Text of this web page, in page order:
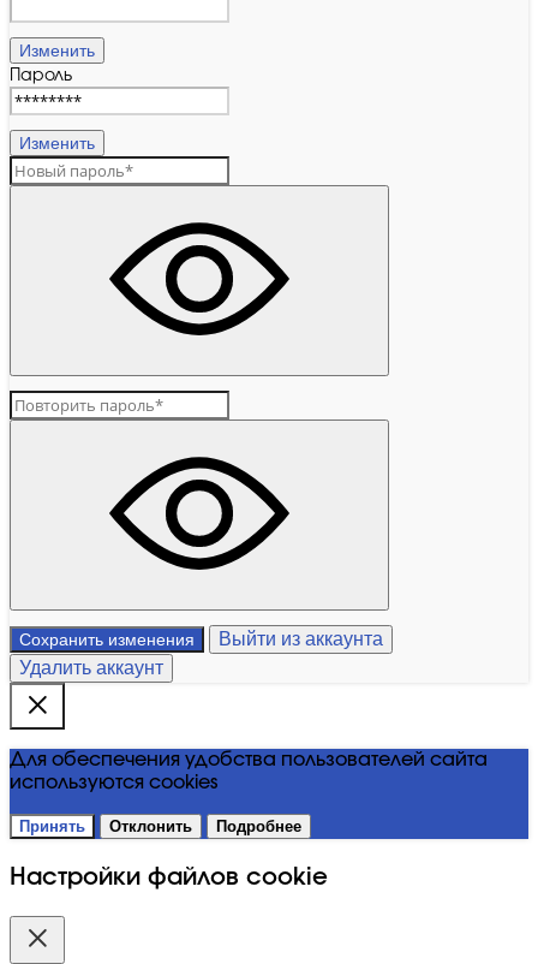
Изменить
Пароль
Изменить
Сохранить изменения
Выйти из аккаунта
Удалить аккаунт
Для обеспечения удобства пользователей сайта
используются cookies
Принять Отклонить Подробнее
Настройки файлов cookie